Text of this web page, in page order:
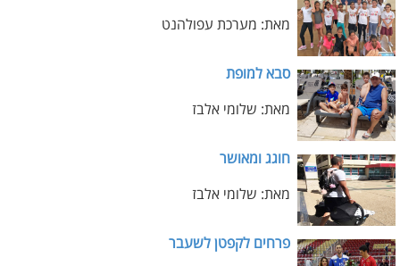
מאת: מערכת עפולהנט
סבא למופת
מאת: שלומי אלבז
חוגג ומאושר
מאת: שלומי אלבז
פרחים לקפטן לשעבר